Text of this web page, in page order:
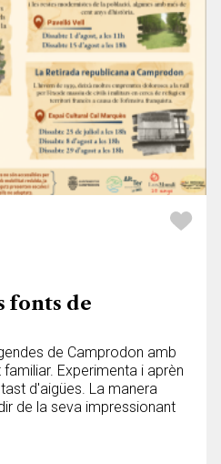
fonts de
de Camprodon amb
Experimenta i aprèn
d'aigües. La manera
de la seva impressionant